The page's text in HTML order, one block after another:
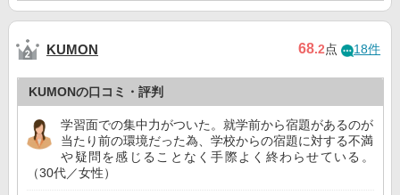
KUMON 68.2点 18件
KUMONの口コミ・評判
学習面での集中力がついた。就学前から宿題があるのが
当たり前の環境だった為、学校からの宿題に対する不満
や疑問を感じることなく手際よく終わらせている。
（30代／女性）